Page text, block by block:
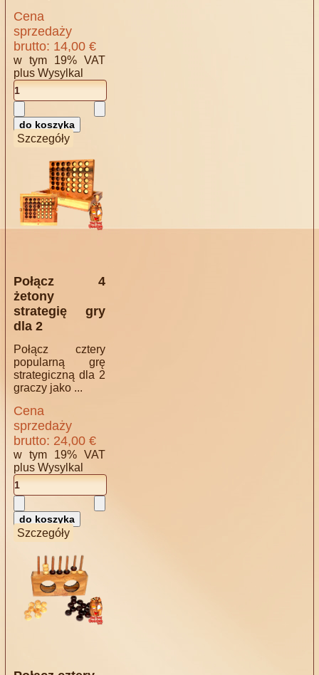
Cena
sprzedaży
brutto: 14,00 €
w tym 19% VAT
plusWysylkal
Szczegóły
Połącz 4
żetony
strategię gry
dla 2
Połącz cztery
popularną grę
strategiczną dla 2
graczy jako ...
Cena
sprzedaży
brutto: 24,00 €
w tym 19% VAT
plusWysylkal
Szczegóły